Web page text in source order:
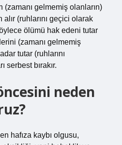
(zamanı gelmemiş olanların)
alır (ruhlarını geçici olarak
ölümü hak edeni tutar
(zamanı gelmemiş
tutar (ruhlarını
serbest bırakır.
neden
hafıza kaybı olgusu,